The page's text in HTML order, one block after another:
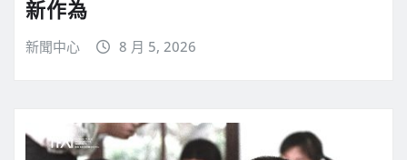
新作為
新聞中心 8 月 5, 2026